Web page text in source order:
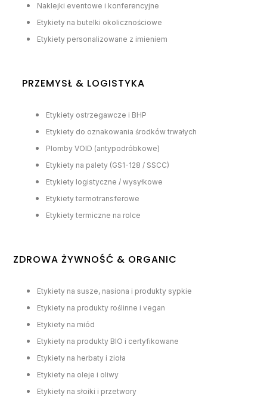
Naklejki eventowe i konferencyjne
Etykiety na butelki okolicznościowe
Etykiety personalizowane z imieniem
PRZEMYSŁ & LOGISTYKA
Etykiety ostrzegawcze i BHP
Etykiety do oznakowania środków trwałych
Plomby VOID (antypodróbkowe)
Etykiety na palety (GS1-128 / SSCC)
Etykiety logistyczne / wysyłkowe
Etykiety termotransferowe
Etykiety termiczne na rolce
ZDROWA ŻYWNOŚĆ & ORGANIC
Etykiety na susze, nasiona i produkty sypkie
Etykiety na produkty roślinne i vegan
Etykiety na miód
Etykiety na produkty BIO i certyfikowane
Etykiety na herbaty i zioła
Etykiety na oleje i oliwy
Etykiety na słoiki i przetwory